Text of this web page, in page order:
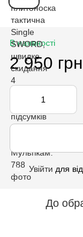
В наявності
2 950 грн
% Увійти для
До